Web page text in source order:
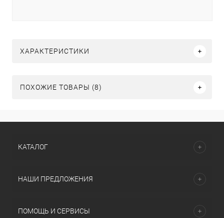
ХАРАКТЕРИСТИКИ
ПОХОЖИЕ ТОВАРЫ (8)
КАТАЛОГ
НАШИ ПРЕДЛОЖЕНИЯ
ПОМОЩЬ И СЕРВИСЫ